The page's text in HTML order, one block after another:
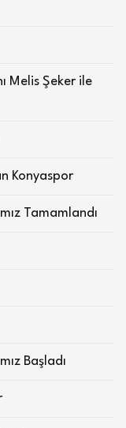
Melis Şeker ile
Konyaspor
Tamamlandı
Başladı